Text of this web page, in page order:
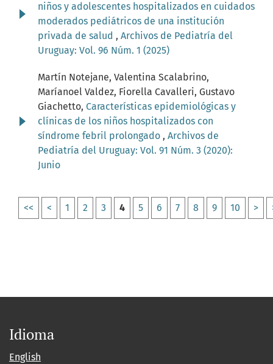
niños y adolescentes hospitalizados en cuidados
moderados pediátricos de una institución
privada de salud , Archivos de Pediatría del
Uruguay: Vol. 96 Núm. 1 (2025)
Martín Notejane, Valentina Scalabrino,
Maríanoel Valdez, Fiorella Cavalleri, Gustavo
Giachetto, Características epidemiológicas y
clínicas de los niños hospitalizados con
síndrome febril prolongado , Archivos de
Pediatría del Uruguay: Vol. 91 Núm. 3 (2020):
Junio
<< < 1 2 3 4 5 6 7 8 9 10 >
Idioma
English